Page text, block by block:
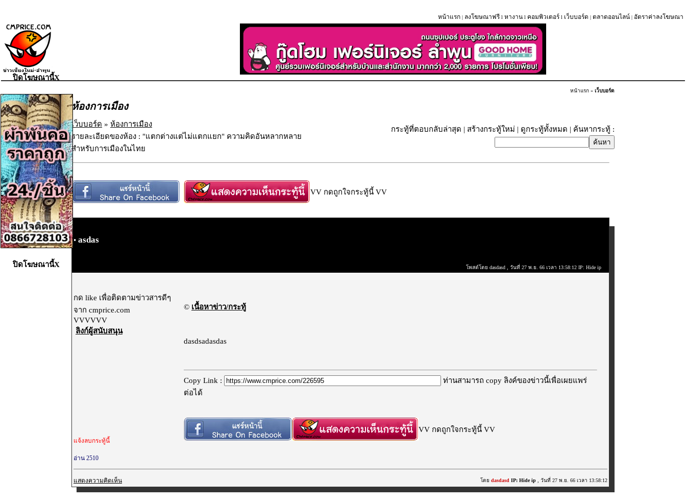
หน้าแรก | ลงโฆษณาฟรี l หางาน l คอมพิวเตอร์ l เว็บบอร์ด | ตลาดออนไลน์ | อัตราค่าลงโฆษณา
หน้าแรก » เว็บบอร์ด
ห้องการเมือง
เว็บบอร์ด » ห้องการเมือง
รายละเอียดของห้อง : "แตกต่างแต่ไม่แตกแยก" ความคิดอันหลากหลาย
สำหรับการเมืองในไทย
กระทู้ที่ตอบกลับล่าสุด | สร้างกระทู้ใหม่ | ดูกระทู้ทั้งหมด | ค้นหากระทู้ :
VV กดถูกใจกระทู้นี้ VV
• asdas
โพสต์โดย dasdasd , วันที่ 27 พ.ย. 66 เวลา 13:58:12 IP: Hide ip
กด like เพื่อติดตามข่าวสารดีๆ
จาก cmprice.com
VVVVVV
ลิงก์ผู้สนับสนุน
© เนื้อหาข่าว/กระทู้
dasdsadasdas
Copy Link :
ท่านสามารถ copy ลิงค์ของข่าวนี้เพื่อเผยแพร่
ต่อได้
VV กดถูกใจกระทู้นี้ VV
แจ้งลบกระทู้นี้
อ่าน 2510
แสดงความคิดเห็น โดย dasdasd IP: Hide ip , วันที่ 27 พ.ย. 66 เวลา 13:58:12
ปิดโฆษณานี้X
ปิดโฆษณานี้X